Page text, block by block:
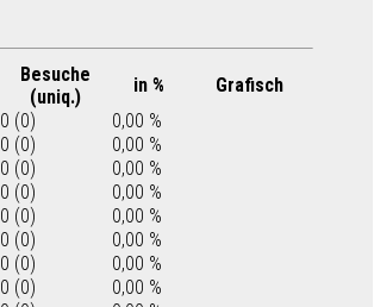
Besuche
(uniq.)
in %
Grafisch
0 (0)
0,00 %
0 (0)
0,00 %
0 (0)
0,00 %
0 (0)
0,00 %
0 (0)
0,00 %
0 (0)
0,00 %
0 (0)
0,00 %
0 (0)
0,00 %